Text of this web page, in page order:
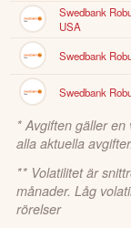
Swedbank
USA
Swedbank
Swedbank
* Avgiften gäller
alla aktuella avgifter.
** Volatilitet är
månader. Låg
rörelser